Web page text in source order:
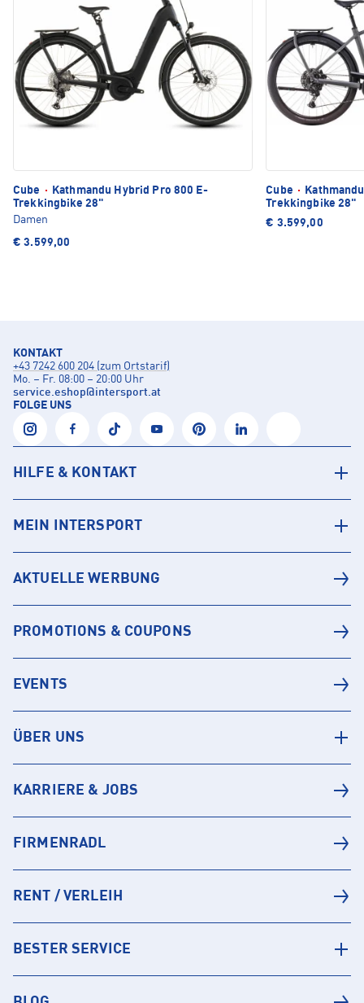
Cube ·
Kathmandu Hybrid Pro 800 E-
Trekkingbike 28"
Damen
€ 3.599,00
Cube ·
Trekkingbike 28"
€ 3.599,00
KONTAKT
+43 7242 600 204 (zum Ortstarif)
Mo. – Fr. 08:00 – 20:00 Uhr
service.eshop@intersport.at
FOLGE UNS
HILFE & KONTAKT
MEIN INTERSPORT
AKTUELLE WERBUNG
PROMOTIONS & COUPONS
EVENTS
ÜBER UNS
KARRIERE & JOBS
FIRMENRADL
RENT / VERLEIH
BESTER SERVICE